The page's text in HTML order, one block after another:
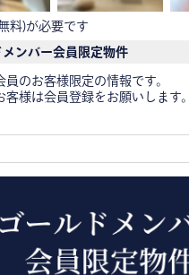
料)が必要です
メンバー会員限定物件
員のお客様限定の情報です。
客様は会員登録をお願いします。